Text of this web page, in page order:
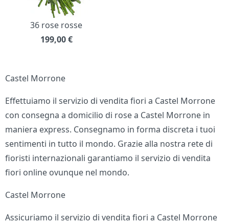
36 rose rosse
199,00 €
Castel Morrone
Effettuiamo il servizio di vendita fiori a Castel Morrone
con consegna a domicilio di rose a Castel Morrone in
maniera express. Consegnamo in forma discreta i tuoi
sentimenti in tutto il mondo. Grazie alla nostra rete di
fioristi internazionali garantiamo il servizio di vendita
fiori online ovunque nel mondo.
Castel Morrone
Assicuriamo il servizio di vendita fiori a Castel Morrone